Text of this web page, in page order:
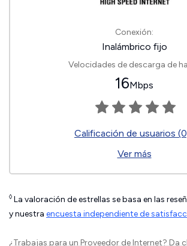
Conexión:
Inalámbrico fijo
Velocidades de descarga de
16Mbps
Calificación de usuarios
Ver más
◊ La valoración de estrellas se basa en las
y nuestra encuesta independiente de
¿Trabajas para un Proveedor de Internet? Da